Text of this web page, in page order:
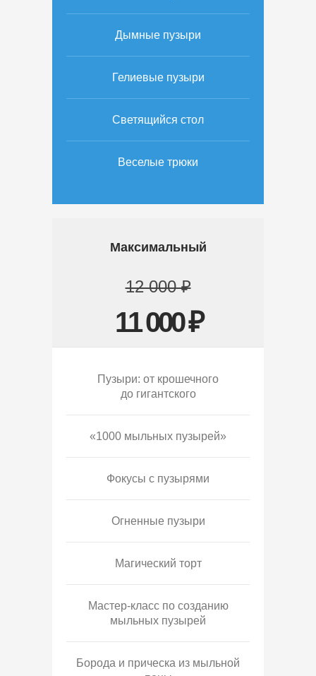
Дымные пузыри
Гелиевые пузыри
Светящийся стол
Веселые трюки
Максимальный
12 000 ₽
11 000 ₽
Пузыри: от крошечного
до гигантского
«1000 мыльных пузырей»
Фокусы с пузырями
Огненные пузыри
Магический торт
Мастер-класс по созданию
мыльных пузырей
Борода и прическа из мыльной